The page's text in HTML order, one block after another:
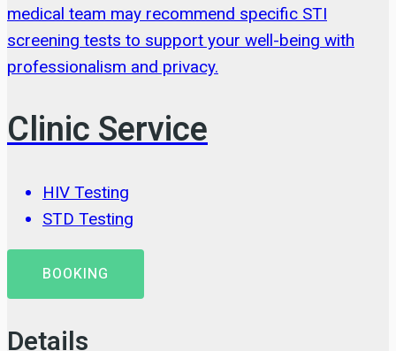
medical team may recommend specific STI
screening tests to support your well-being with
professionalism and privacy.
Clinic Service
HIV Testing
STD Testing
BOOKING
Details